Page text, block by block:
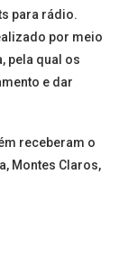
para rádio.
por meio
pela qual os
e dar
receberam o
Montes Claros,